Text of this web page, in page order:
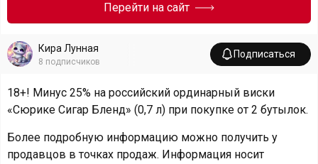
Перейти на сайт
Кира Лунная
8 подписчиков
Подписаться
18+! Минус 25% на российский ординарный виски
«Сюрике Сигар Бленд» (0,7 л) при покупке от 2 бутылок.
Более подробную информацию можно получить у
продавцов в точках продаж. Информация носит